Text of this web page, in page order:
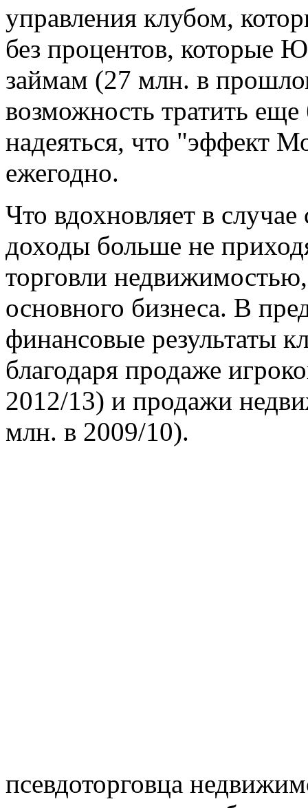
управления клубом,
без процентов, которые
займам (27 млн. в
возможность тратить
надеяться, что "эффект
ежегодно.
Что вдохновляет в
доходы больше не
торговли
основного бизнеса. В
финансовые результаты
благодаря продаже
2012/13) и продажи
млн. в 2009/10).
псевдоторговца